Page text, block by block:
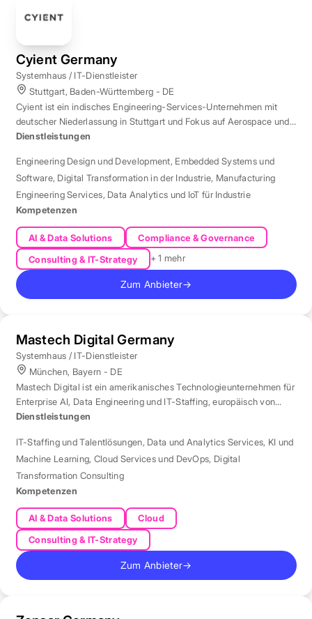
Cyient Germany
Systemhaus / IT-Dienstleister
Stuttgart, Baden-Württemberg - DE
Cyient ist ein indisches Engineering-Services-Unternehmen mit
deutscher Niederlassung in Stuttgart und Fokus auf Aerospace und
Automotive.
Dienstleistungen
Engineering Design und Development, Embedded Systems und
Software, Digital Transformation in der Industrie, Manufacturing
Engineering Services, Data Analytics und IoT für Industrie
Kompetenzen
AI & Data Solutions
Compliance & Governance
Consulting & IT-Strategy
+ 1 mehr
Zum Anbieter→
Mastech Digital Germany
Systemhaus / IT-Dienstleister
München, Bayern - DE
Mastech Digital ist ein amerikanisches Technologieunternehmen für
Enterprise AI, Data Engineering und IT-Staffing, europäisch von
London aus betreut.
Dienstleistungen
IT-Staffing und Talentlösungen, Data und Analytics Services, KI und
Machine Learning, Cloud Services und DevOps, Digital
Transformation Consulting
Kompetenzen
AI & Data Solutions
Cloud
Consulting & IT-Strategy
Zum Anbieter→